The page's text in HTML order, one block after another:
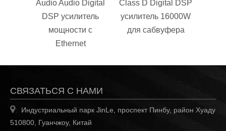
Audio Audio Digital
DSP усилитель
мощности с
Ethernet
Class D Digital DSP
усилитель 16000W
для сабвуфера
СВЯЗАТЬСЯ С НАМИ
:
Индустриальный парк JinLe, проспект Пинбу, район Хуаду
510800, Гуанчжоу, Китай